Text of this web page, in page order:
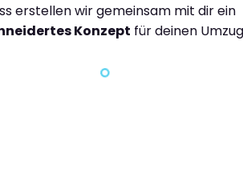
erstellen wir gemeinsam mit dir ein
Konzept für deinen